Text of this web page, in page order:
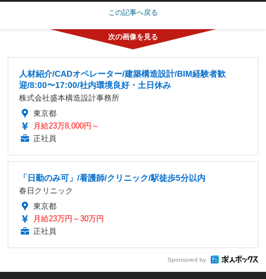
この記事へ戻る
人材紹介/CADオペレーター/建築構造設計/BIM経験者歓
迎/8:00〜17:00/社内環境良好・土日休み
株式会社盛本構造設計事務所
東京都
月給23万8,000円～
正社員
「日勤のみ可」/看護師/クリニック/駅徒歩5分以内
春日クリニック
東京都
月給23万円～30万円
正社員
Sponsored by